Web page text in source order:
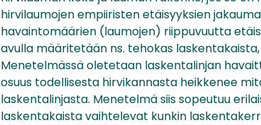
hirvilaumojen empiiristen etäisyyksien
havaintomäärien (laumojen) riippuvuutta
avulla määritetään ns. tehokas
Menetelmässä oletetaan laskentalinjan
osuus todellisesta hirvikannasta heikkenee
laskentalinjasta. Menetelmä siis sopeutuu
laskentakaista vaihtelevat kunkin